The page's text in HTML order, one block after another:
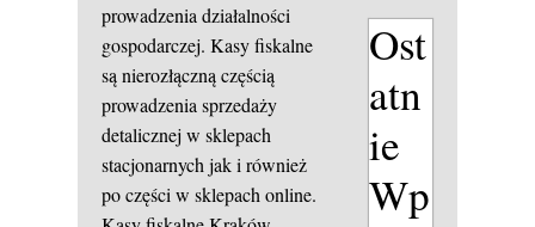
prowadzenia działalności
gospodarczej. Kasy fiskalne
są nierozłączną częścią
prowadzenia sprzedaży
detalicznej w sklepach
stacjonarnych jak i również
po części w sklepach online.
Ost
atn
ie
Wp